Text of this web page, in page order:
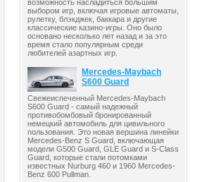
возможность насладиться большим
выбором игр, включая игровые автоматы,
рулетку, блэкджек, баккара и другие
классические казино-игры. Оно было
основано несколько лет назад и за это
время стало популярным среди
любителей азартных игр.
Mercedes-Maybach
S600 Guard
Свежеиспеченный Mercedes-Maybach
S600 Guard - самый надежный
противобомбовый бронированный
немецкий автомобиль для цивильного
пользования. Это новая вершина линейки
Mercedes-Benz S Guard, включающая
модели G500 Guard, GLE Guard и S-Class
Guard, которые стали потомками
известных Nurburg 460 и 1960 Mercedes-
Benz 600 Pullman.